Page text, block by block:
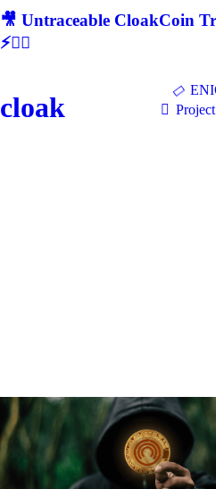
🎥 Untraceable CloakCoin
⚡🕵‍♂
cloak
Project